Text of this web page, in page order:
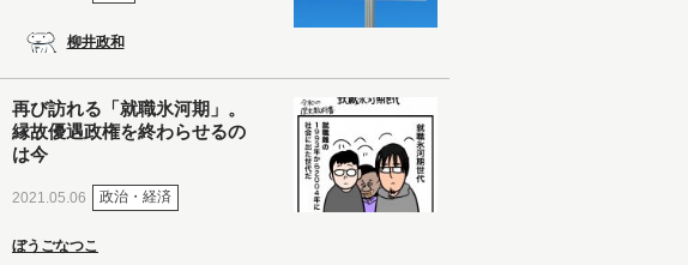
柳井政和
再び訪れる「就職氷河期」。
縁故優遇政権を終わらせるの
は今
2021.05.06 政治・経済
ぼうごなつこ